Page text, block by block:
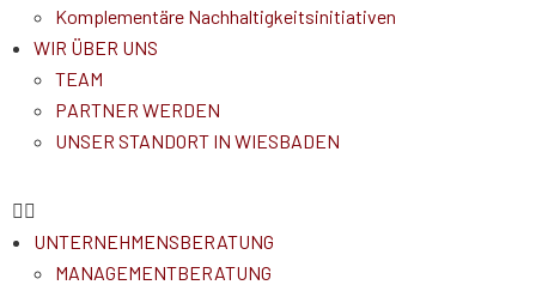
Komplementäre Nachhaltigkeitsinitiativen
WIR ÜBER UNS
TEAM
PARTNER WERDEN
UNSER STANDORT IN WIESBADEN
UNTERNEHMENSBERATUNG
MANAGEMENTBERATUNG